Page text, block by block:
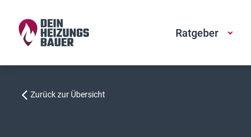
Ratgeber
Zurück zur Übersicht